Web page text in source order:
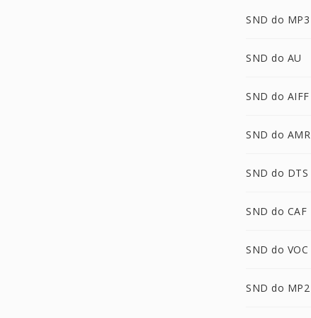
SND do MP3
SND do AU
SND do AIFF
SND do AMR
SND do DTS
SND do CAF
SND do VOC
SND do MP2